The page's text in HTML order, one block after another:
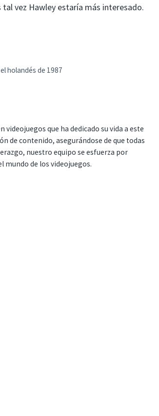
vez Hawley estaría más interesado.
holandés de 1987
videojuegos que ha dedicado su vida a este
de contenido, asegurándose de que todas
nuestro equipo se esfuerza por
mundo de los videojuegos.